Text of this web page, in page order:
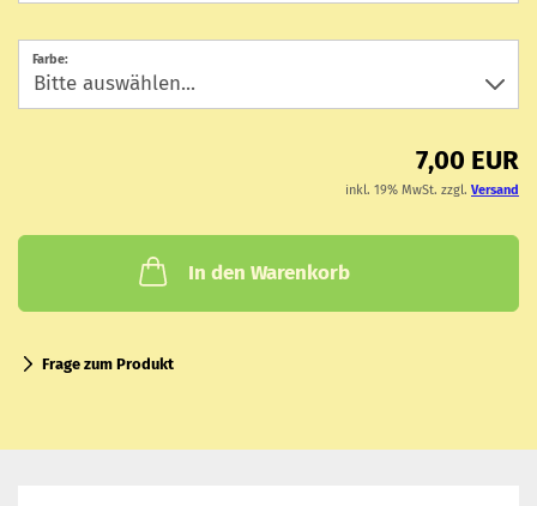
Farbe:
7,00 EUR
inkl. 19% MwSt. zzgl. Versand
In den Warenkorb
Frage zum Produkt